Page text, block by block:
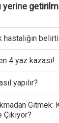
yerine
hastalığın
4 yaz kazası!
yapılır?
Gitmek: